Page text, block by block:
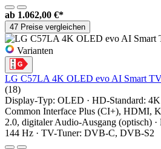
ab 1.062,00 €*
47 Preise vergleichen
Varianten
LG C57LA 4K OLED evo AI Smart
(18)
Display-Typ: OLED · HD-Standard:
Common Interface Plus (CI+), HDMI,
2.0, digitaler Audio-Ausgang (optisch)
144 Hz · TV-Tuner: DVB-C, DVB-S2